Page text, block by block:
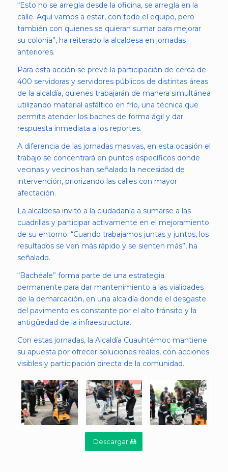
“Esto no se arregla desde la oficina, se arregla en la
calle. Aquí vamos a estar, con todo el equipo, pero
también con quienes se quieran sumar para mejorar
su colonia”, ha reiterado la alcaldesa en jornadas
anteriores.
Para esta acción se prevé la participación de cerca de
400 servidoras y servidores públicos de distintas áreas
de la alcaldía, quienes trabajarán de manera simultánea
utilizando material asfáltico en frío, una técnica que
permite atender los baches de forma ágil y dar
respuesta inmediata a los reportes.
A diferencia de las jornadas masivas, en esta ocasión el
trabajo se concentrará en puntos específicos donde
vecinas y vecinos han señalado la necesidad de
intervención, priorizando las calles con mayor
afectación.
La alcaldesa invitó a la ciudadanía a sumarse a las
cuadrillas y participar activamente en el mejoramiento
de su entorno. “Cuando trabajamos juntas y juntos, los
resultados se ven más rápido y se sienten más”, ha
señalado.
“Bachéale” forma parte de una estrategia
permanente para dar mantenimiento a las vialidades
de la demarcación, en una alcaldía donde el desgaste
del pavimento es constante por el alto tránsito y la
antigüedad de la infraestructura.
Con estas jornadas, la Alcaldía Cuauhtémoc mantiene
su apuesta por ofrecer soluciones reales, con acciones
visibles y participación directa de la comunidad.
Descargar